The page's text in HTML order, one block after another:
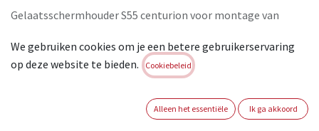
Gelaatsschermhouder S55 centurion voor montage van
helmhouder wordt geleverd met Contour 30mm adapter
voor onmiddellijke montage op Centurion helm. Tevens
gehoorbescherming (HELMOORKAP Scala SNR25 &
HELMOORKAP Scala XI SNR30).
We gebruiken cookies om je een betere gebruikerservaring
op deze website te bieden.
Cookiebeleid
Alleen het essentiële Ik ga akkoord